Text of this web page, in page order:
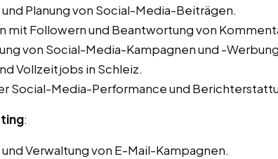
Planung von Social-Media-Beiträgen.
mit Followern und Beantwortung von
von Social-Media-Kampagnen und -
Vollzeitjobs in Schleiz.
Social-Media-Performance und
:
Verwaltung von E-Mail-Kampagnen.